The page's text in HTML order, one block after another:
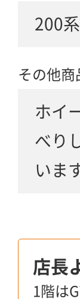
200
その他商
ホイ
べり
いま
店長
1階は